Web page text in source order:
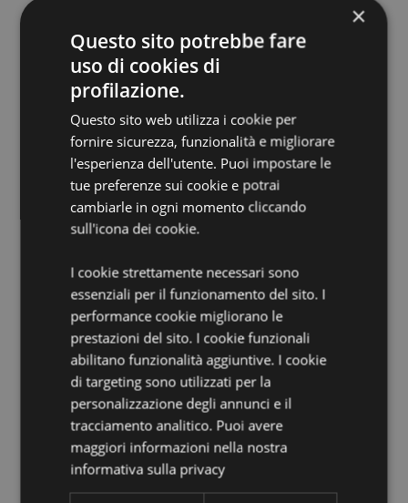
I Rivenditori Ideali
per il Gothic &
Fantasy
Puckator fornisceall'ingrosso
articoli gotici e fantasy
italiani.Le nostre collezioni
ottengono risultati
particolarmente buoni in:
Negozi regalo e negozi
lifestyle indipendenti
Rivenditori alternativie
negozi a tema gothic
Attrazioni turistiche, musei e
siti del patrimonio culturale
×
Questo sito potrebbe fare
uso di cookies di
profilazione.
Questo sito web utilizza i cookie per
fornire sicurezza, funzionalità e migliorare
l'esperienza dell'utente. Puoi impostare le
tue preferenze sui cookie e potrai
cambiarle in ogni momento cliccando
sull'icona dei cookie.
I cookie strettamente necessari sono
essenziali per il funzionamento del sito. I
performance cookie migliorano le
prestazioni del sito. I cookie funzionali
abilitano funzionalità aggiuntive. I cookie
di targeting sono utilizzati per la
personalizzazione degli annunci e il
tracciamento analitico. Puoi avere
maggiori informazioni nella nostra
informativa sulla privacy